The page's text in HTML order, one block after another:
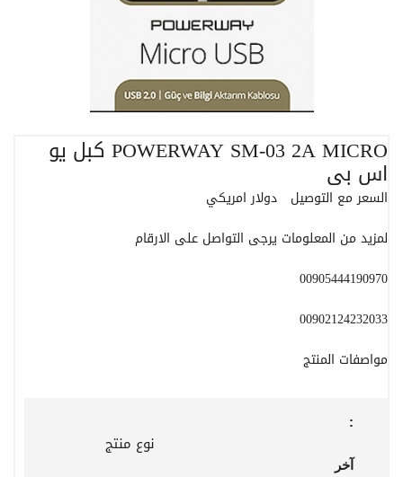
POWERWAY SM-03 2A MICRO كبل يو
اس بي
السعر مع التوصيل دولار امريكي
لمزيد من المعلومات يرجى التواصل على الارقام
00905444190970
00902124232033
مواصفات المنتج
:
نوع منتج
آخر